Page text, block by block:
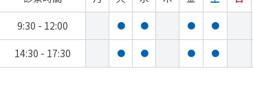
9:30 - 12:00
● ● ● ●
14:30 - 17:30 ● ● ● ●